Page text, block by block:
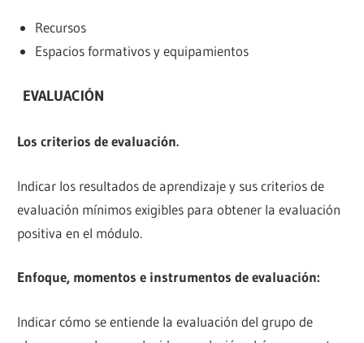
Recursos
Espacios formativos y equipamientos
EVALUACIÓN
Los criterios de evaluación.
Indicar los resultados de aprendizaje y sus criterios de
evaluación mínimos exigibles para obtener la evaluación
positiva en el módulo.
Enfoque, momentos e instrumentos de evaluación:
Indicar cómo se entiende la evaluación del grupo de